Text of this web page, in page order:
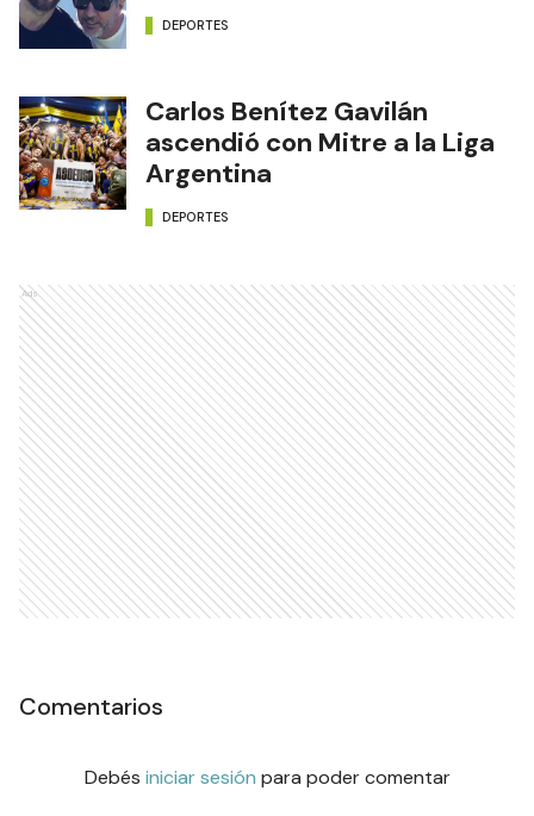
DEPORTES
Carlos Benítez Gavilán
ascendió con Mitre a la Liga
Argentina
DEPORTES
Ads
Comentarios
Debés iniciar sesión para poder comentar